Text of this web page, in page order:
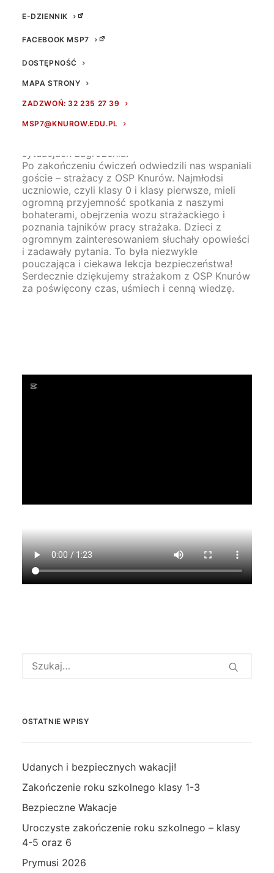
E-DZIENNIK
FACEBOOK MSP7
DOSTĘPNOŚĆ
MAPA STRONY
ZADZWOŃ: 32 235 27 39
MSP7@KNUROW.EDU.PL
Dziś w naszej szkole odbyła się próbna
wszystkim uczniom i pracownikom poczuć się
sytuacjach zagrożenia.
Po zakończeniu ćwiczeń odwiedzili nas wspaniali
goście – strażacy z OSP Knurów. Najmłodsi
uczniowie, czyli klasy 0 i klasy pierwsze, mieli
ogromną przyjemność spotkania z naszymi
bohaterami, obejrzenia wozu strażackiego i
poznania tajników pracy strażaka. Dzieci z
ogromnym zainteresowaniem słuchały opowieści
i zadawały pytania. To była niezwykle
pouczająca i ciekawa lekcja bezpieczeństwa!
Serdecznie dziękujemy strażakom z OSP Knurów
za poświęcony czas, uśmiech i cenną wiedzę.
OSTATNIE WPISY
Udanych i bezpiecznych wakacji!
Zakończenie roku szkolnego klasy 1-3
Bezpieczne Wakacje
Uroczyste zakończenie roku szkolnego – klasy
4-5 oraz 6
Prymusi 2026